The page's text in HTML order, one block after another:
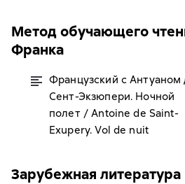
Метод обучающего
Франка
Французский с Антуаном
Сент-Экзюпери. Ночной
полет / Antoine de Saint-
Exupery. Vol de nuit
Зарубежная литература